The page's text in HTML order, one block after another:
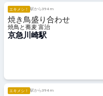
エキメシ！ 駅から394 m
焼き鳥盛り合わせ
焼鳥と蕎麦 富治
京急川崎駅
エキメシ！ 駅から394 m